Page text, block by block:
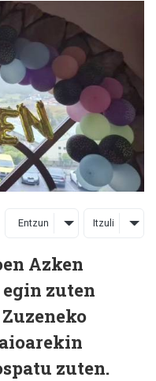
Entzun Itzuli
Azken
zuten
zuten.